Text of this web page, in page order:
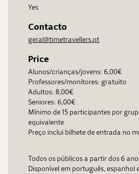
Yes
Contacto
geral@timetravellers.pt
Price
Alunos/crianças/jovens: 6,00€
Professores/monitores: gratuito
Adultos: 8,00€
Seniores: 6,00€
Mínimo de 15 participantes por
equivalente
Preço inclui bilhete de entrada no
Todos os públicos a partir dos 6
Disponível em português, espanhol